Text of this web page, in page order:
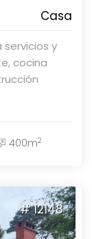
Casa
servicios y
cocina
lana de
400m2
# 12148